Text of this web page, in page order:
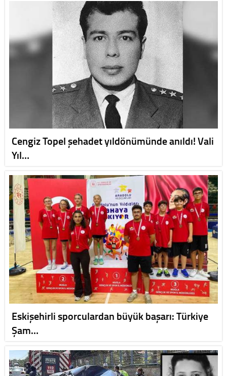
Cengiz Topel şehadet yıldönümünde anıldı! Vali
Yıl…
Eskişehirli sporculardan büyük başarı: Türkiye
Şam…